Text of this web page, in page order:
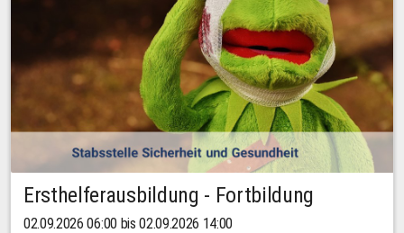
Ersthelferausbildung - Fortbildung
02.09.2026 06:00 bis 02.09.2026 14:00